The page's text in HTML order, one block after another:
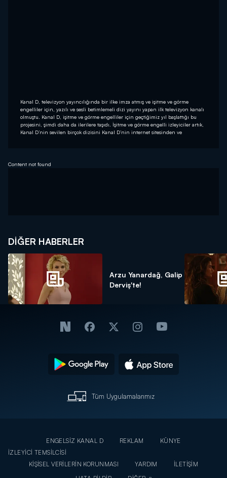
Kanal D, televizyon yayıncılığında bir ilke imza atmış ve işitme ve görme
engelliler için, yazılı ve sesli betimlemeli dizi yayını yapan ilk televizyon kanalı
olmuştu. Kanal D, işitme ve görme engelliler için geçtiğimiz yıl başlattığı bu
projesini, şimdi daha da ilerilere taşıdı. İşitme ve görme engelli izleyiciler artık,
Kanal D’nin sevilen birçok dizisini Kanal D’nin internet sitesinden ve
Content not found
DIĞER HABERLER
Arzu Yanardağ, Galip
Derviş'te!
Tüm Uygulamalarımız
ENGELSİZ KANAL D REKLAM
KÜNYE
İZLEYİCİ TEMSİLCİSİ
KİŞİSEL VERİLERİN KORUNMASI
YARDIM
İLETİŞİM